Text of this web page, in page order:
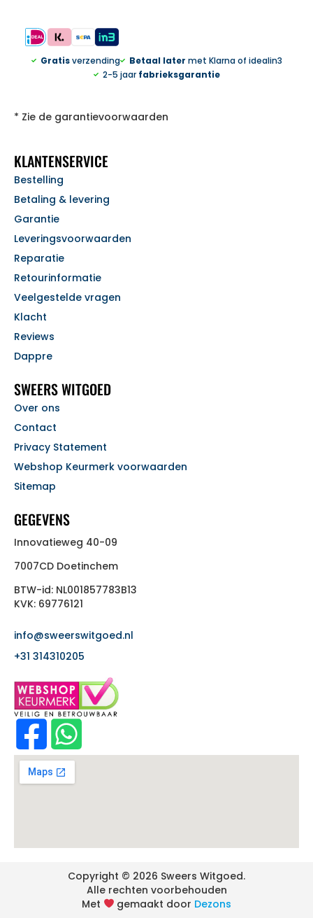
Gratisverzending Betaal later met Klarna of idealin3
2-5 jaar fabrieksgarantie
* Zie de garantievoorwaarden
KLANTENSERVICE
Bestelling
Betaling & levering
Garantie
Leveringsvoorwaarden
Reparatie
Retourinformatie
Veelgestelde vragen
Klacht
Reviews
Dappre
SWEERS WITGOED
Over ons
Contact
Privacy Statement
Webshop Keurmerk voorwaarden
Sitemap
GEGEVENS
Innovatieweg 40-09
7007CD Doetinchem
BTW-id: NL001857783B13
KVK: 69776121
info@sweerswitgoed.nl
+31 314310205
Met gemaakt door Dezons
Copyright © 2026 Sweers Witgoed.
Alle rechten voorbehouden